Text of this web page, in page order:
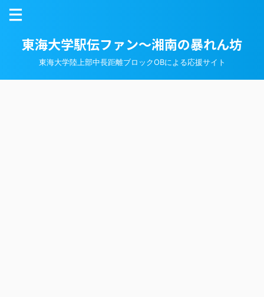
東海大学駅伝ファン～湘南の暴れん坊
東海大学陸上部中長距離ブロックOBによる応援サイト